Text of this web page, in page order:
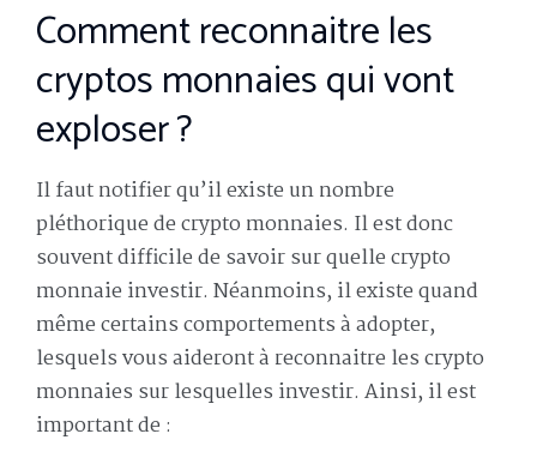
Comment reconnaitre les
cryptos monnaies qui vont
exploser ?
Il faut notifier qu’il existe un nombre
pléthorique de crypto monnaies. Il est donc
souvent difficile de savoir sur quelle crypto
monnaie investir. Néanmoins, il existe quand
même certains comportements à adopter,
lesquels vous aideront à reconnaitre les crypto
monnaies sur lesquelles investir. Ainsi, il est
important de :